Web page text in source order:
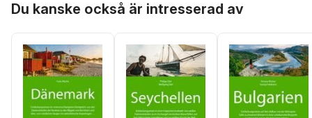
Du kanske också är intresserad av